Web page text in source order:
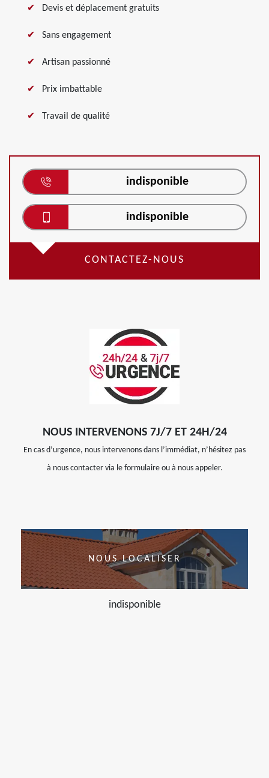
Devis et déplacement gratuits
Sans engagement
Artisan passionné
Prix imbattable
Travail de qualité
indisponible
indisponible
CONTACTEZ-NOUS
NOUS INTERVENONS 7J/7 ET 24H/24
En cas d’urgence, nous intervenons dans l’immédiat, n’hésitez pas
à nous contacter via le formulaire ou à nous appeler.
NOUS LOCALISER
indisponible